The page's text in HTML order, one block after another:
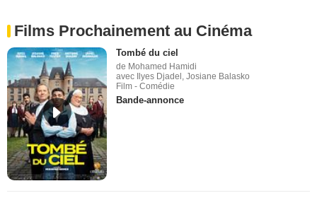
Films Prochainement au Cinéma
Tombé du ciel
de Mohamed Hamidi
avec Ilyes Djadel, Josiane Balasko
Film - Comédie
Bande-annonce